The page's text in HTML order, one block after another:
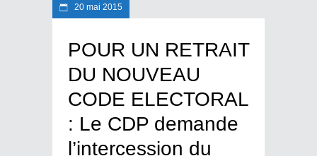
20 mai 2015
POUR UN RETRAIT
DU NOUVEAU
CODE ELECTORAL
: Le CDP demande
l’intercession du